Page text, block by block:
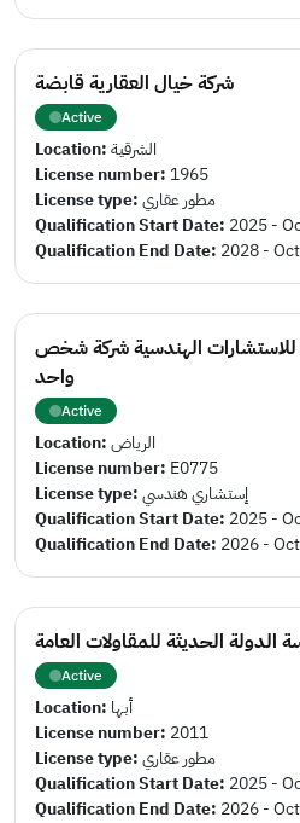
شركة خيال العقارية قابضة
Active
Location:الشرقية
License number: 1965
License type:مطور عقاري
Qualification Start Date: 2025 -
Qualification End Date: 2028 -
الهندسية شركة شخص
واحد
Active
Location:الرياض
License number: E0775
License type:إستشاري هندسي
Qualification Start Date: 2025 -
Qualification End Date: 2026 -
الدولة الحديثة للمقاولات العامة
Active
Location: أبها
License number: 2011
License type:مطور عقاري
Qualification Start Date: 2025 -
Qualification End Date: 2026 -